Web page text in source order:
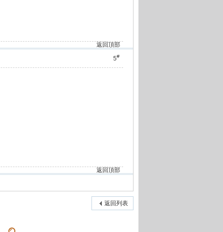
返回頂部
5#
返回頂部
返回列表